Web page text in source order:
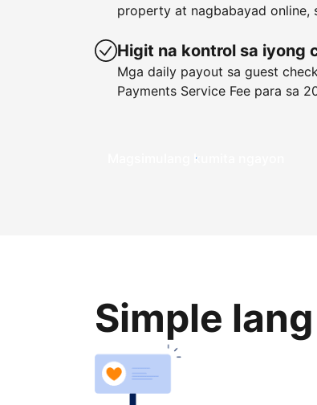
property at nagbabayad online,
Higit na kontrol sa iyong
Mga daily payout sa guest
Payments Service Fee para sa
Magsimulang kumita ngayon
Simple